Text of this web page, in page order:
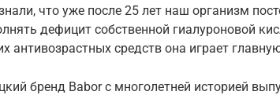
что уже после 25 лет наш организм
дефицит собственной гиалуроновой
антивозрастных средств она играет
бренд Babor с многолетней историей